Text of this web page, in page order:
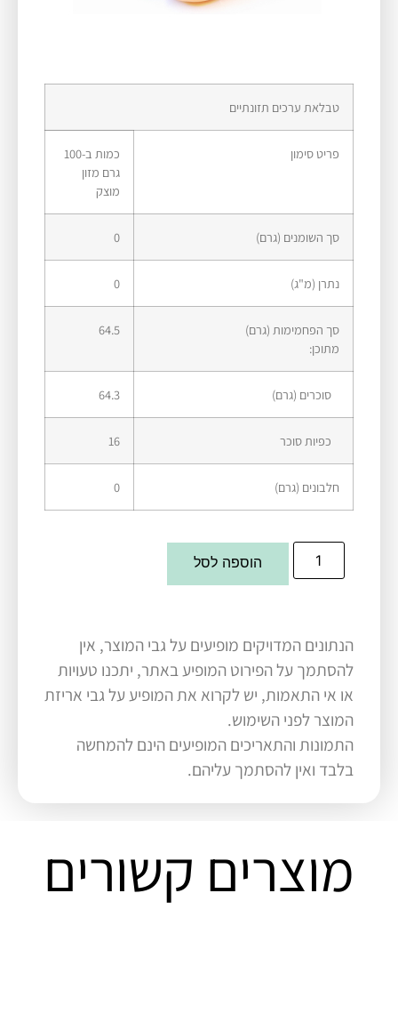
טבלאת ערכים תזונתיים
פריט סימון​
כמות ב-100
גרם מזון
מוצק
סך השומנים (גרם) 0
נתרן (מ"ג) 0
סך הפחמימות (גרם)
מתוכן:
64.5
סוכרים (גרם) 64.3
כפיות סוכר 16
חלבונים (גרם) 0
הוספה לסל
הנתונים המדויקים מופיעים על גבי המוצר, אין
להסתמך על הפירוט המופיע באתר, יתכנו טעויות
או אי התאמות, יש לקרוא את המופיע על גבי אריזת
המוצר לפני השימוש.
התמונות והתאריכים המופיעים הינם להמחשה
בלבד ואין להסתמך עליהם.
מוצרים קשורים